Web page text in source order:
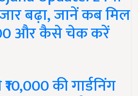
बढ़ा, जानें कब मिल
और कैसे चेक करें
की गार्डनिंग